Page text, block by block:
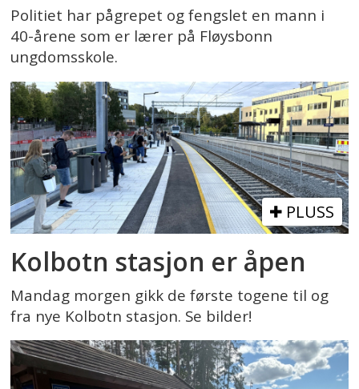
Politiet har pågrepet og fengslet en mann i
40-årene som er lærer på Fløysbonn
ungdomsskole.
PLUSS
Kolbotn stasjon er åpen
Mandag morgen gikk de første togene til og
fra nye Kolbotn stasjon. Se bilder!